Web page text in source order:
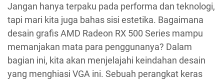
Jangan hanya terpaku pada performa dan teknologi,
tapi mari kita juga bahas sisi estetika. Bagaimana
desain grafis AMD Radeon RX 500 Series mampu
memanjakan mata para penggunanya? Dalam
bagian ini, kita akan menjelajahi keindahan desain
yang menghiasi VGA ini. Sebuah perangkat keras